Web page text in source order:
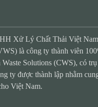
Xử Lý Chất Thải Việt Nam
là công ty thành viên
Solutions (CWS), có
ty được thành lập nhằm
Việt Nam.